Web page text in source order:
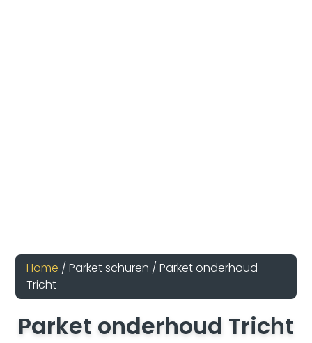
Home / Parket schuren / Parket onderhoud
Tricht
Parket onderhoud Tricht